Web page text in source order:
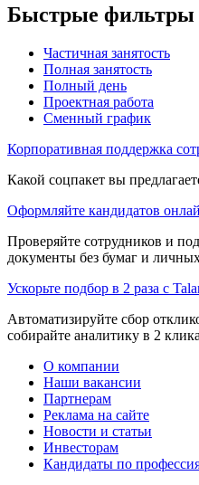
Быстрые фильтры
Частичная занятость
Полная занятость
Полный день
Проектная работа
Сменный график
Корпоративная поддержка
Какой соцпакет вы
Оформляйте кандидатов
Проверяйте сотрудников и
документы без бумаг и
Ускорьте подбор в 2 раза с
Автоматизируйте сбор
собирайте аналитику в 2 клика
О компании
Наши вакансии
Партнерам
Реклама на сайте
Новости и статьи
Инвесторам
Кандидаты по